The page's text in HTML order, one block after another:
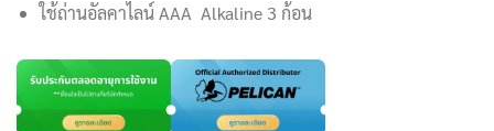
ใช้ถ่านอัลคาไลน์ AAA Alkaline 3 ก้อน